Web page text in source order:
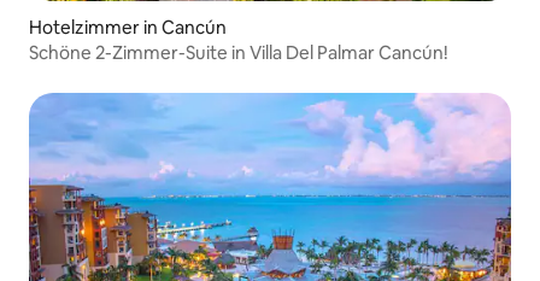
Hotelzimmer in Cancún
Schöne 2-Zimmer-Suite in Villa Del Palmar Cancún!